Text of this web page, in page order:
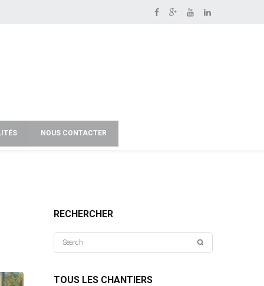
NOUS CONTACTER
RECHERCHER
TOUS LES CHANTIERS